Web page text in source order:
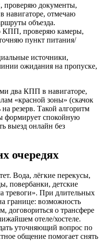
проверяю документы,
навигаторе, отмечаю
объезда.
КПП, проверяю камеры,
пункт питания/
источники,
ожидания на пропуске,
два КПП в навигаторе,
«красной зоны» (скачок
резерв. Такой алгоритм
формирует спокойную
выезд онлайн без
очередях
Вода, лёгкие перекусы,
повербанки, детские
тревоги». При длительных
границе: возможность
договориться о трансфере
отеле/хостеле.
уточняющий вопрос по
общение помогает снять